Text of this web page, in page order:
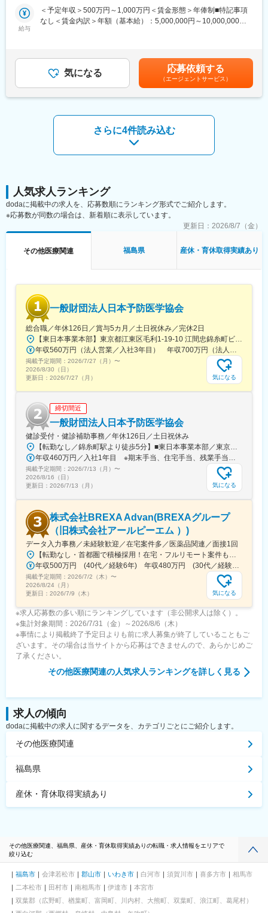
場合、お子様の通院やご都合に合わせて業務時間を調整できま
す。
・会議や打ち合わせで必要な時は大阪・東京等へ出張（宿泊も伴
います）が発生します。
※国内出張の頻度は1~3回/年です。（海外出張はほとんどありませ
CMC担当11名（2名男性、9名女性）
30代～40代で構成されています。
こちらの組織には、内資外資の製薬企業でのCMC業務の経験者や
研究所での経験、CMC薬事の経験者が多いです。
変更の範囲：会社の定める業務
・クライアントの基本戦略を踏まえた薬事戦略の立案
・日米欧（MHLW／PMDA・FDA・EMA）を横断したグローバル
・三極規制当局との事前相談を含むリエゾン業務および規制動向
の調査・分析・アドバイス
・新薬ライセンス導入時のデューデリジェンス対応
・プロジェクトは個人で完結させるのではなく、社内メンバーと
連携しながら分担して推進しています。
・国内外の規制当局と関わりながら、国際基準での薬事戦略に携
■教育体制：
通常医薬品メーカー出身が会員である関西医薬協会に、当社は会
員として登録しています。業界関連のセミナーにも参加すること
ができ、メーカーと同じレベルの業界知識とマーケット感をアッ
プデートできる環境です。
■働き方：
◎お昼休みの時間帯も自由なので、例えばお子様がおられる方の
場合、お子様の通院やご都合に合わせて業務時間を調整できま
す。
（自分の業務が終わるよう業務管理を行う必要はありますが、裁
量の大きい働き方ができます）
※現在、関東関西のほか、九州、中部、東北、海外在住の方もいま
す。
・会議や打ち合わせで必要な時は大阪・東京等へ出張（宿泊も伴
います）が発生します。
※国内出張の頻度は1~3回/年です。（海外出張の可能性も一部ござ
います）
■ワークライフバランス：
同社は、個人が最大限に能力を発揮できるよう働きやすい環境作
りに注力しております。男女問わず在宅勤務が可能です。また、
女性社員も多く、産休・育休取得実績も豊富で9割以上の復職率を
誇っており、長期就業が可能な環境・福利厚生が整っています。
変更の範囲：会社の定める業務
給与
＜予定年収＞500万円～1,000万円＜賃金形態＞年俸制■特記事項
なし＜賃金内訳＞年額（基本給）：5,000,000円～10,000,000円
額であり、選考を通じて上下する可能性があります。月給(月額)は
固定手当を含めた表記です。
気になる 応募依頼する
（エージェントサービス）
さらに4件読み込む
人気求人ランキング
dodaに掲載中の求人を、応募数順にランキング形式でご紹介します。
※応募数が同数の場合は、新着順に表示しています。
更新日： 2026/8/7（金）
その他医療関連 福島県 産休・育休取得実績あり
一般財団法人日本予防医学協会
総合職／年休126日／賞与5カ月／土日祝休み／完休2日
【東日本事業本部】東京都江東区毛利1-19-10 江間忠錦糸町ビル※訪問先からの直行直帰が可能です！＜アクセス＞・JR総武線（快速・各駅停車）／東京メトロ半蔵門線 錦糸町駅より徒歩5分・東京メトロ半蔵門線／都営新宿線 住吉駅より徒歩5分※受動喫煙対策:屋内全面禁煙
年収560万円（法人営業／入社3年目） 年収700万円（法人営業・チームリーダー／入社5年目）
掲載予定期間： 2026/7/27（月） 〜
2026/8/30（日）
更新日： 2026/7/27（月） 気になる
締切間近
一般財団法人日本予防医学協会
健診受付・健診補助事務／年休126日／土日祝休み
【転勤なし／錦糸町駅より徒歩5分】■東日本事業本部／東京都江東区毛利1-19-10 江間忠錦糸町ビル＜アクセス＞JR総武線（快速）、総武線（各駅停車）「錦糸町駅」南口より徒歩5分東京メトロ半蔵門線「錦糸町駅」B1出口より徒歩5分東京メトロ半蔵門線／都営新宿線「住吉駅」B2出口より徒歩5分※受動喫煙対策あり（オフィス内禁煙）
年収460万円／入社1年目 ※期末手当、住宅手当、残業手当（月10時間分）含む
掲載予定期間： 2026/7/13（月） 〜
2026/8/16（日）
更新日： 2026/7/13（月） 気になる
株式会社BREXA Advan(BREXAグループ
（旧株式会社アールピーエム ）)
データ入力事務／未経験歓迎／在宅案件多／医薬品関連／面接1回
【転勤なし・首都圏で積極採用！在宅・フルリモート案件も有り！大手・優良企業が中心♪】■本社／大阪市淀川区宮原3-5-36 新大阪トラストタワー19F変更の範囲、上記を除く当社関連勤務地◆プロジェクト先例東京23区内、横浜、大宮、千葉、その他＜配属先最寄り駅の一例＞飯田橋／日本橋／浜松町／信濃町／四ツ谷／池袋／蒲田 など※過去の配属先は勤務地一覧に記載◆POINT！#大手企業など約300社の取引先あり！（製薬メーカー、製薬関連企業、化粧品関連企業、臨床研究センターなど）#最寄り駅から徒歩5～10分圏内の通いやすいオフィス＃在宅勤務・在宅プロジェクト多数＃定時退社基本＆土日祝休み＃安定性抜群の医療業界で事務として活躍＃未経験入社8割×研修センターで手厚くフォロー＃産育休の取得実績100％#転居を伴う転勤なし※受動喫煙対策：オフィス内禁煙
年収500万円 (40代／経験6年) 年収480万円 (30代／経験4年)
掲載予定期間： 2026/7/2（木） 〜
2026/8/24（月）
更新日： 2026/7/9（木） 気になる
※求人応募数の多い順にランキングしています（非公開求人は除く）。
※集計対象期間：2026/7/31（金）～2026/8/6（木）
※事情により掲載終了予定日よりも前に求人募集が終了していることもご
ざいます。その場合は当サイトから応募はできませんので、あらかじめご
了承ください。
その他医療関連の人気求人ランキングを詳しく見る
求人の傾向
dodaに掲載中の求人に関するデータを、カテゴリごとにご紹介します。
その他医療関連
福島県
産休・育休取得実績あり
その他医療関連、福島県、産休・育休取得実績ありの転職・求人情報をエリアで
絞り込む
福島市 会津若松市 郡山市 いわき市 白河市 須賀川市 喜多方市
相馬市
二本松市
田村市 南相馬市 伊達市
本宮市
双葉郡（広野町、楢葉町、富岡町、川内村、大熊町、双葉町、浪江町、葛尾村）